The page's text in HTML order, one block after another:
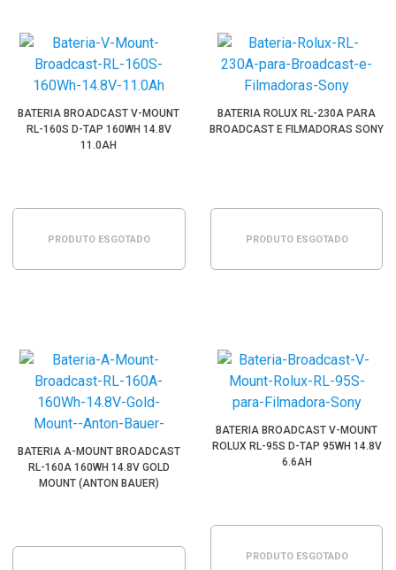
BATERIA BROADCAST V-MOUNT
RL-160S D-TAP 160WH 14.8V
11.0AH
PRODUTO ESGOTADO
BATERIA ROLUX RL-230A PARA
BROADCAST E FILMADORAS SONY
PRODUTO ESGOTADO
BATERIA A-MOUNT BROADCAST
RL-160A 160WH 14.8V GOLD
MOUNT (ANTON BAUER)
BATERIA BROADCAST V-MOUNT
ROLUX RL-95S D-TAP 95WH 14.8V
6.6AH
PRODUTO ESGOTADO